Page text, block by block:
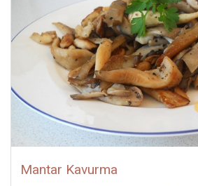
Mantar Kavurma